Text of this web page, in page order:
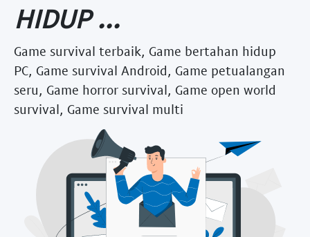
HIDUP ...
Game survival terbaik, Game bertahan hidup
PC, Game survival Android, Game petualangan
seru, Game horror survival, Game open world
survival, Game survival multi